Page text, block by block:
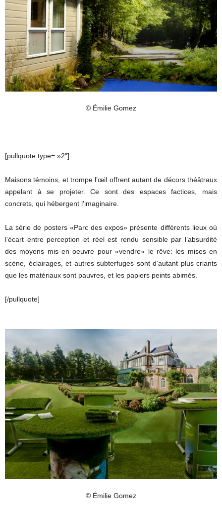
© Émilie Gomez
[pullquote type= »2″]
Maisons témoins, et trompe l’œil offrent autant de décors théâtraux
appelant à se projeter. Ce sont des espaces factices, mais
concrets, qui hébergent l’imaginaire.
La série de posters «Parc des expos» présente différents lieux où
l’écart entre perception et réel est rendu sensible par l’absurdité
des moyens mis en oeuvre pour «vendre» le rêve: les mises en
scène, éclairages, et autres subterfuges sont d’autant plus criants
que les matériaux sont pauvres, et les papiers peints abimés.
[/pullquote]
© Émilie Gomez